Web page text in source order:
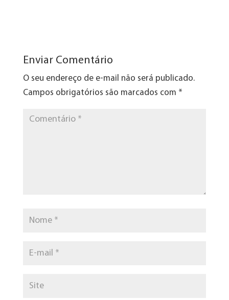
Enviar Comentário
O seu endereço de e-mail não será publicado.
Campos obrigatórios são marcados com *